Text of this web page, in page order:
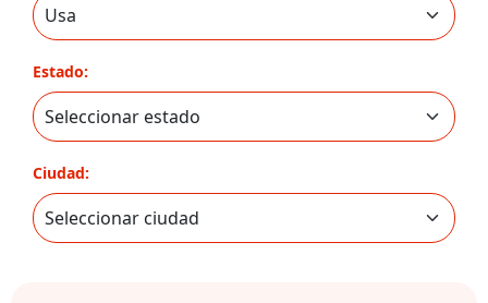
Estado:
Ciudad: